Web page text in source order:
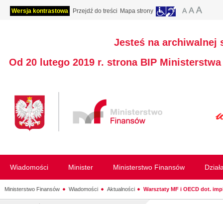
Wersja kontrastowa Przejdź do treści Mapa strony
Jesteś na archiwalnej
Od 20 lutego 2019 r. strona BIP
Wiadomości Minister Ministerstwo Finansów
Ministerstwo Finansów Wiadomości Aktualności Warsztaty MF i OECD dot.